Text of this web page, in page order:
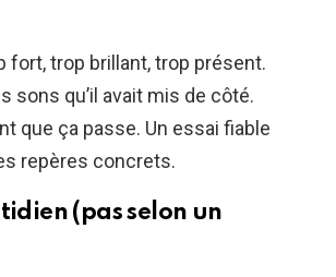
fort, trop brillant, trop présent.
sons qu’il avait mis de côté.
que ça passe. Un essai fiable
repères concrets.
(pas selon un